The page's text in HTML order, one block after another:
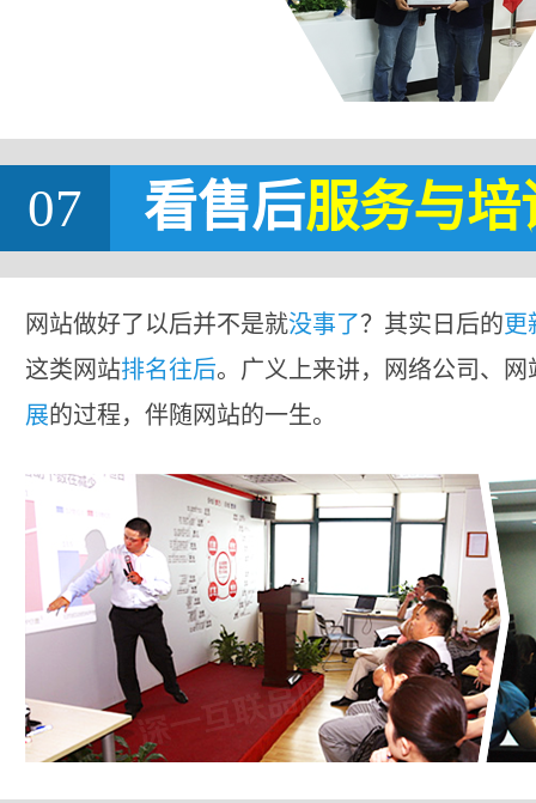
07 看售后服务与培
网站做好了以后并不是就没事了？其实日后的更
这类网站排名往后。广义上来讲，网络公司、
展的过程，伴随网站的一生。